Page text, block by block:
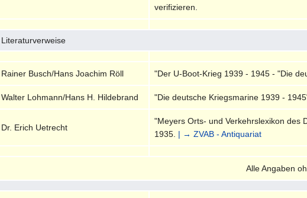
verifizieren.
Literaturverweise
Rainer Busch/Hans Joachim Röll "Der U-Boot-Krieg 1939 - 1945 - "Die
Walter Lohmann/Hans H. Hildebrand "Die deutsche Kriegsmarine 1939 -
Dr. Erich Uetrecht
"Meyers Orts- und Verkehrslexikon des
1935. | → ZVAB - Antiquariat
Alle Angaben